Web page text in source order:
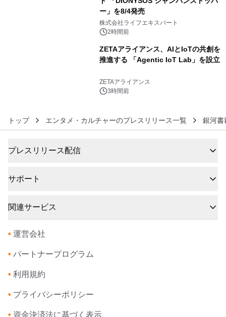
ー」を8/4発売
株式会社ライフエキスパート
2時間前
ZETAアライアンス、AIとIoTの共創を
推進する 「Agentic IoT Lab」を設立
ZETAアライアンス
3時間前
トップ エンタメ・カルチャーのプレスリリース一覧 銀河書
プレスリリース配信
サポート
関連サービス
• 運営会社
• パートナープログラム
• 利用規約
• プライバシーポリシー
• 資金決済法に基づく表示